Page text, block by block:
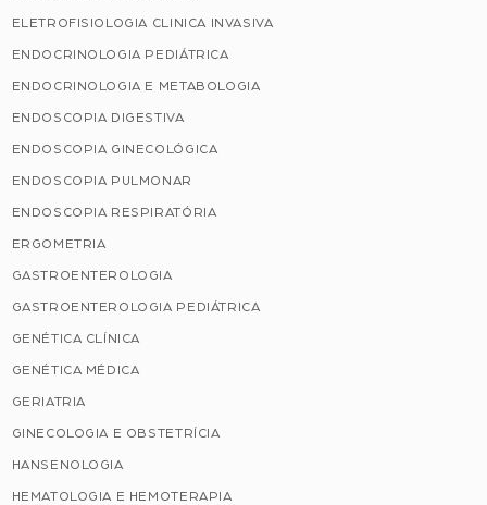
ELETROFISIOLOGIA CLINICA INVASIVA
ENDOCRINOLOGIA PEDIÁTRICA
ENDOCRINOLOGIA E METABOLOGIA
ENDOSCOPIA DIGESTIVA
ENDOSCOPIA GINECOLÓGICA
ENDOSCOPIA PULMONAR
ENDOSCOPIA RESPIRATÓRIA
ERGOMETRIA
GASTROENTEROLOGIA
GASTROENTEROLOGIA PEDIÁTRICA
GENÉTICA CLÍNICA
GENÉTICA MÉDICA
GERIATRIA
GINECOLOGIA E OBSTETRÍCIA
HANSENOLOGIA
HEMATOLOGIA E HEMOTERAPIA